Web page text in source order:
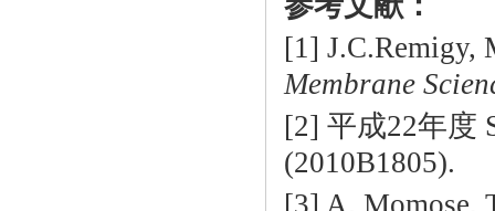
[1] J.C.Remigy,
Membrane
[2] 平成22年度
(2010B1805).
[3] A. Momose,